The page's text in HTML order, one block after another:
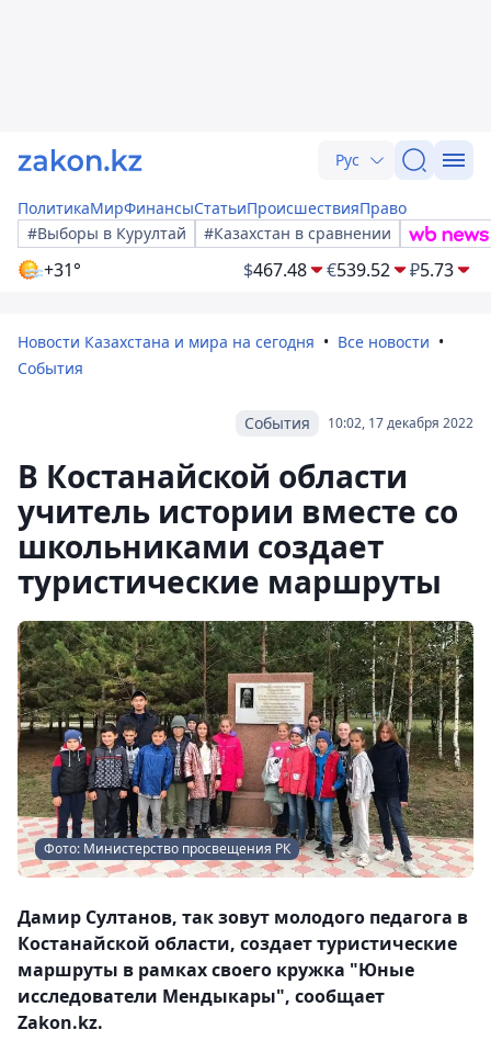
Рус
ПолитикаМирФинансыСтатьиПроисшествияПраво
#Выборы в Курултай
#Казахстан в сравнении
+31° $467.48 €539.52 ₽5.73
Новости Казахстана и мира на сегодня
Все новости
События
10:02, 17 декабря 2022
События
В Костанайской области
учитель истории вместе со
школьниками создает
туристические маршруты
Фото: Министерство просвещения РК
Дамир Султанов, так зовут молодого педагога в
Костанайской области, создает туристические
маршруты в рамках своего кружка "Юные
исследователи Мендыкары", сообщает
Zakon.kz.